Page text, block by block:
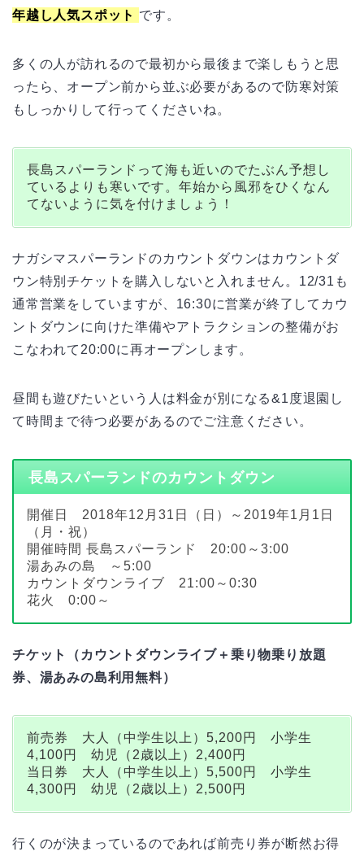
年越し人気スポット です。
多くの人が訪れるので最初から最後まで楽しもうと思
ったら、オープン前から並ぶ必要があるので防寒対策
もしっかりして行ってくださいね。
長島スパーランドって海も近いのでたぶん予想し
ているよりも寒いです。年始から風邪をひくなん
てないように気を付けましょう！
ナガシマスパーランドのカウントダウンはカウントダ
ウン特別チケットを購入しないと入れません。12/31も
通常営業をしていますが、16:30に営業が終了してカウ
ントダウンに向けた準備やアトラクションの整備がお
こなわれて20:00に再オープンします。
昼間も遊びたいという人は料金が別になる&1度退園し
て時間まで待つ必要があるのでご注意ください。
長島スパーランドのカウントダウン
開催日 2018年12月31日（日）～2019年1月1日
（月・祝）
開催時間 長島スパーランド 20:00～3:00
湯あみの島 ～5:00
カウントダウンライブ 21:00～0:30
花火 0:00～
チケット（カウントダウンライブ＋乗り物乗り放題
券、湯あみの島利用無料）
前売券 大人（中学生以上）5,200円 小学生
4,100円 幼児（2歳以上）2,400円
当日券 大人（中学生以上）5,500円 小学生
4,300円 幼児（2歳以上）2,500円
行くのが決まっているのであれば前売り券が断然お得